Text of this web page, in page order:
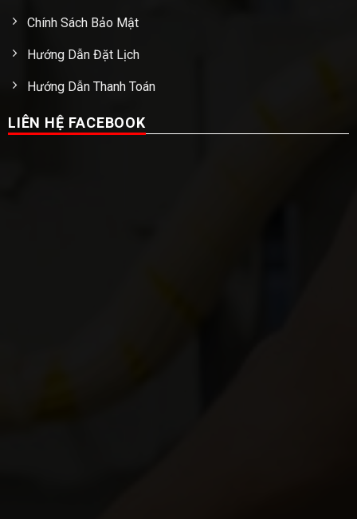
Chính Sách Bảo Mật
Hướng Dẫn Đặt Lịch
Hướng Dẫn Thanh Toán
LIÊN HỆ FACEBOOK